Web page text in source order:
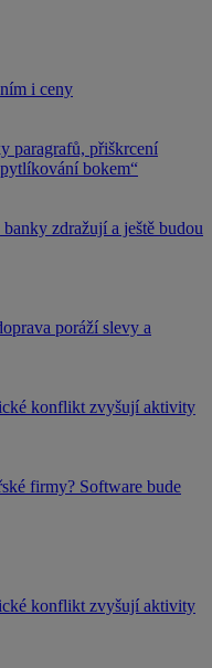
i ceny
paragrafů, přiškrcení
bokem“
zdražují a ještě budou
poráží slevy a
konflikt zvyšují aktivity
firmy? Software bude
konflikt zvyšují aktivity